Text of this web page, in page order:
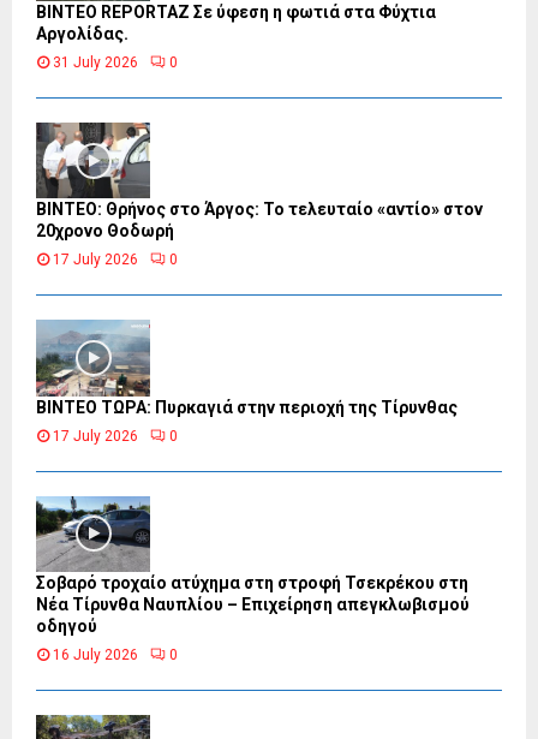
BINTEO REPORTAZ Σε ύφεση η φωτιά στα Φύχτια
Αργολίδας.
31 July 2026 0
ΒΙΝΤΕΟ: Θρήνος στο Άργος: Το τελευταίο «αντίο» στον
20χρονο Θοδωρή
17 July 2026 0
ΒΙΝΤΕΟ ΤΩΡΑ: Πυρκαγιά στην περιοχή της Τίρυνθας
17 July 2026 0
Σοβαρό τροχαίο ατύχημα στη στροφή Τσεκρέκου στη
Νέα Τίρυνθα Ναυπλίου – Επιχείρηση απεγκλωβισμού
οδηγού
16 July 2026 0